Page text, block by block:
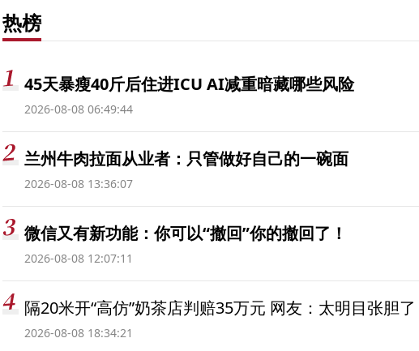
热榜
45天暴瘦40斤后住进ICU AI减重暗藏哪些风险
2026-08-08 06:49:44
兰州牛肉拉面从业者：只管做好自己的一碗面
2026-08-08 13:36:07
微信又有新功能：你可以“撤回”你的撤回了！
2026-08-08 12:07:11
隔20米开“高仿”奶茶店判赔35万元 网友：太明目张胆了
2026-08-08 18:34:21